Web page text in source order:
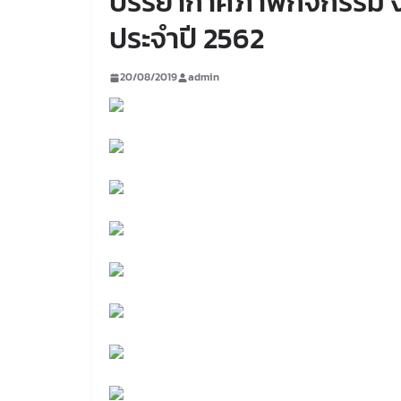
ประจำปี 2562
20/08/2019 admin